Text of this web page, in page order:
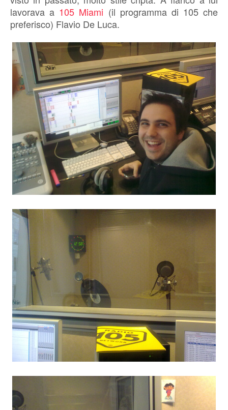
lavorava a 105 Miami (il programma di 105 che
preferisco) Flavio De Luca.